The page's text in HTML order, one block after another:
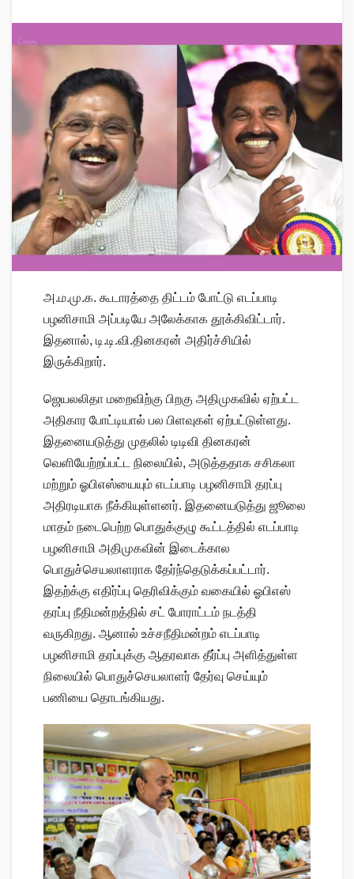
அ.ம.மு.க. கூடாரத்தை திட்டம் போட்டு எடப்பாடி
பழனிசாமி அப்படியே அலேக்காக தூக்கிவிட்டார்.
இதனால், டி.டி.வி.தினகரன் அதிர்ச்சியில்
இருக்கிறார்.
ஜெயலலிதா மறைவிற்கு பிறகு அதிமுகவில் ஏற்பட்ட
அதிகார போட்டியால் பல பிளவுகள் ஏற்பட்டுள்ளது.
இதனையடுத்து முதலில் டிடிவி தினகரன்
வெளியேற்றப்பட்ட நிலையில், அடுத்ததாக சசிகலா
மற்றும் ஓபிஎஸ்யையும் எடப்பாடி பழனிசாமி தரப்பு
அதிரடியாக நீக்கியுள்ளனர். இதனையடுத்து ஜூலை
மாதம் நடைபெற்ற பொதுக்குழு கூட்டத்தில் எடப்பாடி
பழனிசாமி அதிமுகவின் இடைக்கால
பொதுச்செயலாளராக தேர்ந்தெடுக்கப்பட்டார்.
இதற்க்கு எதிர்ப்பு தெரிவிக்கும் வகையில் ஓபிஎஸ்
தரப்பு நீதிமன்றத்தில் சட் போராட்டம் நடத்தி
வருகிறது. ஆனால் உச்சநீதிமன்றம் எடப்பாடி
பழனிசாமி தரப்புக்கு ஆதரவாக தீர்ப்பு அளித்துள்ள
நிலையில் பொதுச்செயலாளர் தேர்வு செய்யும்
பணியை தொடங்கியது.